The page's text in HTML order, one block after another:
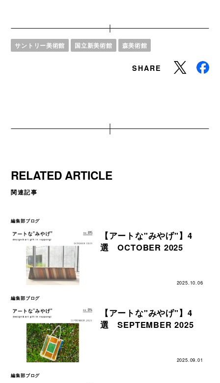
サントリー美術館 国立新美術館 森美術館
SHARE
RELATED ARTICLE
関連記事
編集部ブログ
【アートな"みやげ"】4
選 OCTOBER 2025
2025.10.06
編集部ブログ
【アートな"みやげ"】4
選 SEPTEMBER 2025
2025.09.01
編集部ブログ